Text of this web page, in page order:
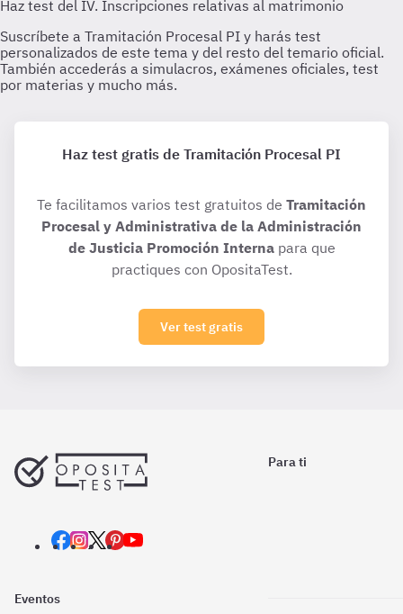
Haz test gratis de Tramitación Procesal PI
Te facilitamos varios test gratuitos de Tramitación
Procesal y Administrativa de la Administración
de Justicia Promoción Internapara que
practiques con OpositaTest.
Ver test gratis
Para ti
Eventos